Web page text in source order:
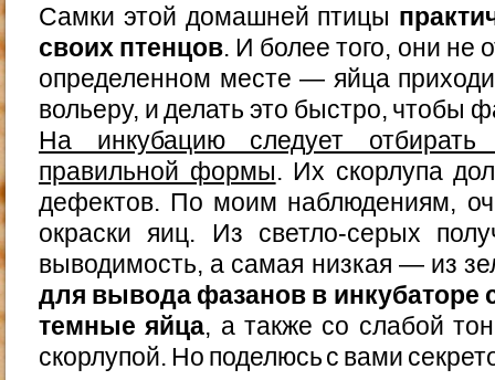
Самки этой домашней птицы
своих птенцов. И более того, они не
определенном месте — яйца
вольеру, и делать это быстро, чтобы
На инкубацию следует отбирать
правильной формы. Их скорлупа
дефектов. По моим наблюдениям,
окраски яиц. Из светло-серых
выводимость, а самая низкая — из
для вывода фазанов в
темные яйца, а также со слабой
скорлупой. Но поделюсь с вами